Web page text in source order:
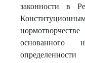
законности в